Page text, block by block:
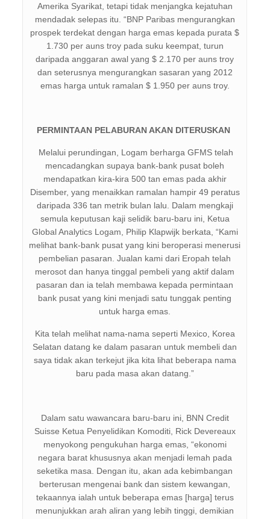
Amerika Syarikat, tetapi tidak menjangka kejatuhan
mendadak selepas itu. “BNP Paribas mengurangkan
prospek terdekat dengan harga emas kepada purata $
1.730 per auns troy pada suku keempat, turun
daripada anggaran awal yang $ 2.170 per auns troy
dan seterusnya mengurangkan sasaran yang 2012
emas harga untuk ramalan $ 1.950 per auns troy.
PERMINTAAN PELABURAN AKAN DITERUSKAN
Melalui perundingan, Logam berharga GFMS telah
mencadangkan supaya bank-bank pusat boleh
mendapatkan kira-kira 500 tan emas pada akhir
Disember, yang menaikkan ramalan hampir 49 peratus
daripada 336 tan metrik bulan lalu. Dalam mengkaji
semula keputusan kaji selidik baru-baru ini, Ketua
Global Analytics Logam, Philip Klapwijk berkata, “Kami
melihat bank-bank pusat yang kini beroperasi menerusi
pembelian pasaran. Jualan kami dari Eropah telah
merosot dan hanya tinggal pembeli yang aktif dalam
pasaran dan ia telah membawa kepada permintaan
bank pusat yang kini menjadi satu tunggak penting
untuk harga emas.
Kita telah melihat nama-nama seperti Mexico, Korea
Selatan datang ke dalam pasaran untuk membeli dan
saya tidak akan terkejut jika kita lihat beberapa nama
baru pada masa akan datang.”
Dalam satu wawancara baru-baru ini, BNN Credit
Suisse Ketua Penyelidikan Komoditi, Rick Devereaux
menyokong pengukuhan harga emas, “ekonomi
negara barat khususnya akan menjadi lemah pada
seketika masa. Dengan itu, akan ada kebimbangan
berterusan mengenai bank dan sistem kewangan,
tekaannya ialah untuk beberapa emas [harga] terus
menunjukkan arah aliran yang lebih tinggi, demikian